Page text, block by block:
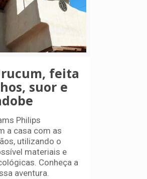
feita
suor e
Philips
a casa com as
utilizando o
materiais e
Conheça a
aventura.